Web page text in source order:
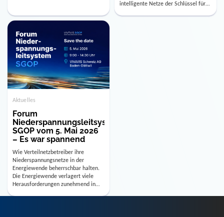
2.0 zeigen wir, wie aus GIS- und
Netzbereich entsteht und wie darauf
Netzüberwachung, Netzbetrieb,
Netzplanung und Steuerung
aufbauen. Im Zentrum […]
intelligente Netze der Schlüssel für
Aktuelles
Forum
Niederspannungsleitsystem
SGOP vom 5. Mai 2026
– Es war spannend
Wie Verteilnetzbetreiber ihre
Niederspannungsnetze in der
Energiewende beherrschbar halten.
Die Energiewende verlagert viele
Herausforderungen zunehmend in